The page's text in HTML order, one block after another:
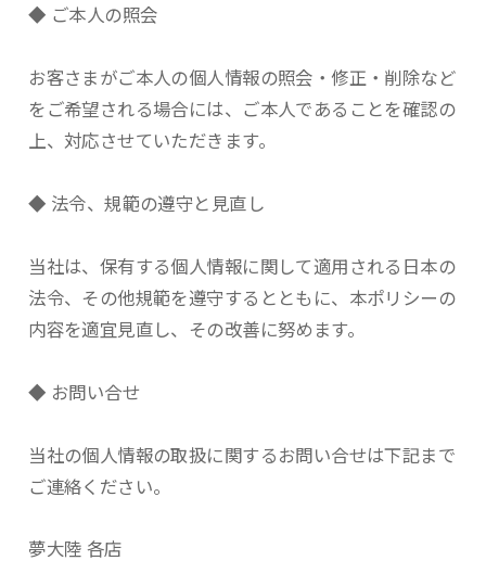
◆ ご本人の照会
お客さまがご本人の個人情報の照会・修正・削除など
をご希望される場合には、ご本人であることを確認の
上、対応させていただきます。
◆ 法令、規範の遵守と見直し
当社は、保有する個人情報に関して適用される日本の
法令、その他規範を遵守するとともに、本ポリシーの
内容を適宜見直し、その改善に努めます。
◆ お問い合せ
当社の個人情報の取扱に関するお問い合せは下記まで
ご連絡ください。
夢大陸 各店